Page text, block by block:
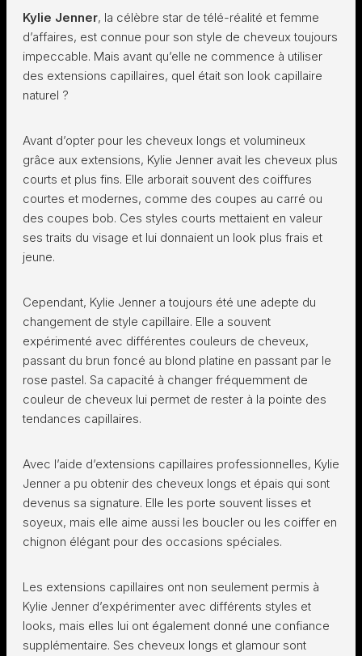
Kylie Jenner, la célèbre star de télé-réalité et femme
d’affaires, est connue pour son style de cheveux toujours
impeccable. Mais avant qu’elle ne commence à utiliser
des extensions capillaires, quel était son look capillaire
naturel ?
Avant d’opter pour les cheveux longs et volumineux
grâce aux extensions, Kylie Jenner avait les cheveux plus
courts et plus fins. Elle arborait souvent des coiffures
courtes et modernes, comme des coupes au carré ou
des coupes bob. Ces styles courts mettaient en valeur
ses traits du visage et lui donnaient un look plus frais et
jeune.
Cependant, Kylie Jenner a toujours été une adepte du
changement de style capillaire. Elle a souvent
expérimenté avec différentes couleurs de cheveux,
passant du brun foncé au blond platine en passant par le
rose pastel. Sa capacité à changer fréquemment de
couleur de cheveux lui permet de rester à la pointe des
tendances capillaires.
Avec l’aide d’extensions capillaires professionnelles, Kylie
Jenner a pu obtenir des cheveux longs et épais qui sont
devenus sa signature. Elle les porte souvent lisses et
soyeux, mais elle aime aussi les boucler ou les coiffer en
chignon élégant pour des occasions spéciales.
Les extensions capillaires ont non seulement permis à
Kylie Jenner d’expérimenter avec différents styles et
looks, mais elles lui ont également donné une confiance
supplémentaire. Ses cheveux longs et glamour sont